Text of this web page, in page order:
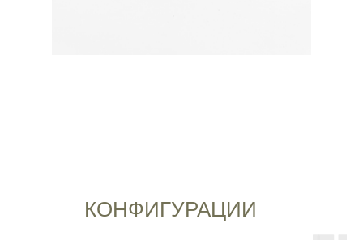
КОНФИГУРАЦИИ